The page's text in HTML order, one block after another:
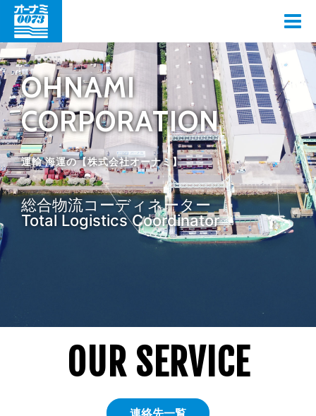
OHNAMI
CORPORATION
運輸 海運の【株式会社オーナミ】
総合物流コーディネーター
Total Logistics Coordinator
OUR SERVICE
連絡先一覧